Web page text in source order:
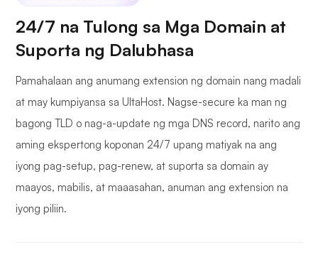
24/7 na Tulong sa Mga Domain at
Suporta ng Dalubhasa
Pamahalaan ang anumang extension ng domain nang madali
at may kumpiyansa sa UltaHost. Nagse-secure ka man ng
bagong TLD o nag-a-update ng mga DNS record, narito ang
aming ekspertong koponan 24/7 upang matiyak na ang
iyong pag-setup, pag-renew, at suporta sa domain ay
maayos, mabilis, at maaasahan, anuman ang extension na
iyong piliin.